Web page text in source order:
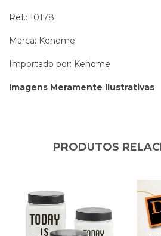
Ref.: 10178
Marca: Kehome
Importado por: Kehome
Imagens Meramente Ilustrativas
PRODUTOS